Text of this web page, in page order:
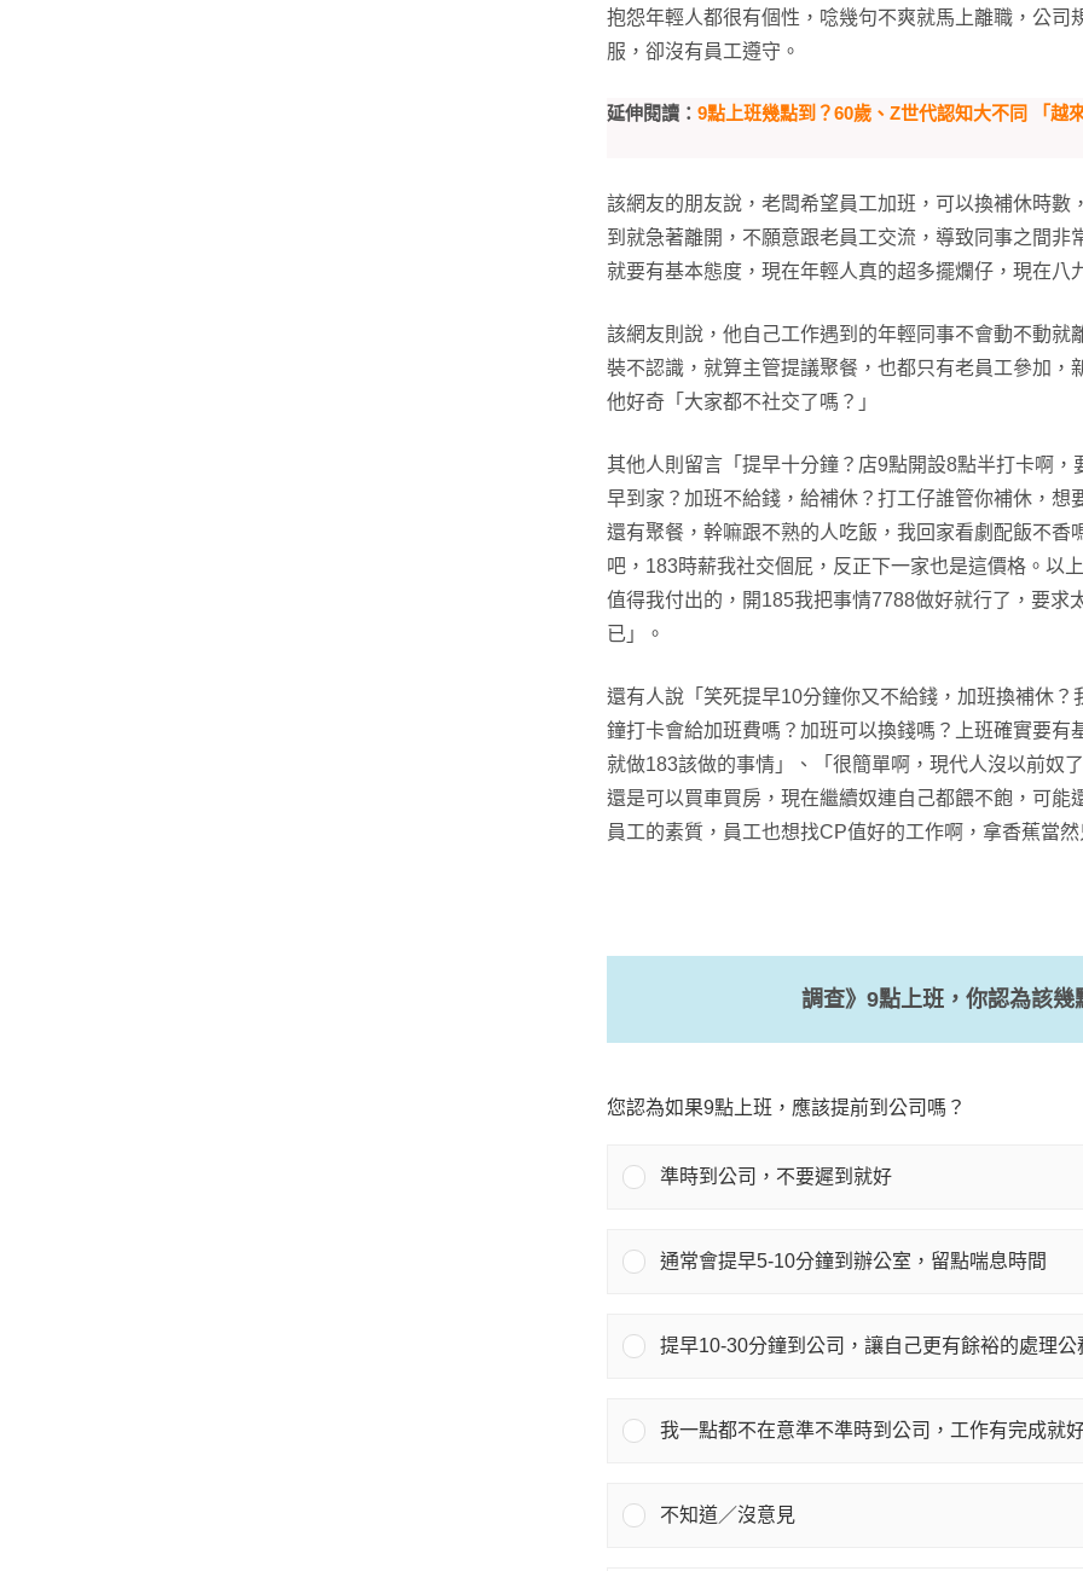
抱怨年輕人都很有個性，唸幾句不爽就馬上離職，公司
服，卻沒有員工遵守。
延伸閱讀： 9點上班幾點到？60歲、Z世代認知大不同 「越
該網友的朋友說，老闆希望員工加班，可以換補休時數
到就急著離開，不願意跟老員工交流，導致同事之間非
就要有基本態度，現在年輕人真的超多擺爛仔，現在八
該網友則說，他自己工作遇到的年輕同事不會動不動就
裝不認識，就算主管提議聚餐，也都只有老員工參加，
他好奇「大家都不社交了嗎？」
其他人則留言「提早十分鐘？店9點開設8點半打卡啊，
早到家？加班不給錢，給補休？打工仔誰管你補休，想
還有聚餐，幹嘛跟不熟的人吃飯，我回家看劇配飯不香
吧，183時薪我社交個屁，反正下一家也是這價格。以
值得我付出的，開185我把事情7788做好就行了，要求
已」。
還有人說「笑死提早10分鐘你又不給錢，加班換補休
鐘打卡會給加班費嗎？加班可以換錢嗎？上班確實要有
就做183該做的事情」、「很簡單啊，現代人沒以前奴
還是可以買車買房，現在繼續奴連自己都餵不飽，可能
員工的素質，員工也想找CP值好的工作啊，拿香蕉當
調查》9點上班，你認為該幾
您認為如果9點上班，應該提前到公司嗎？
準時到公司，不要遲到就好
通常會提早5-10分鐘到辦公室，留點喘息時間
提早10-30分鐘到公司，讓自己更有餘裕的處理公
我一點都不在意準不準時到公司，工作有完成就
不知道／沒意見